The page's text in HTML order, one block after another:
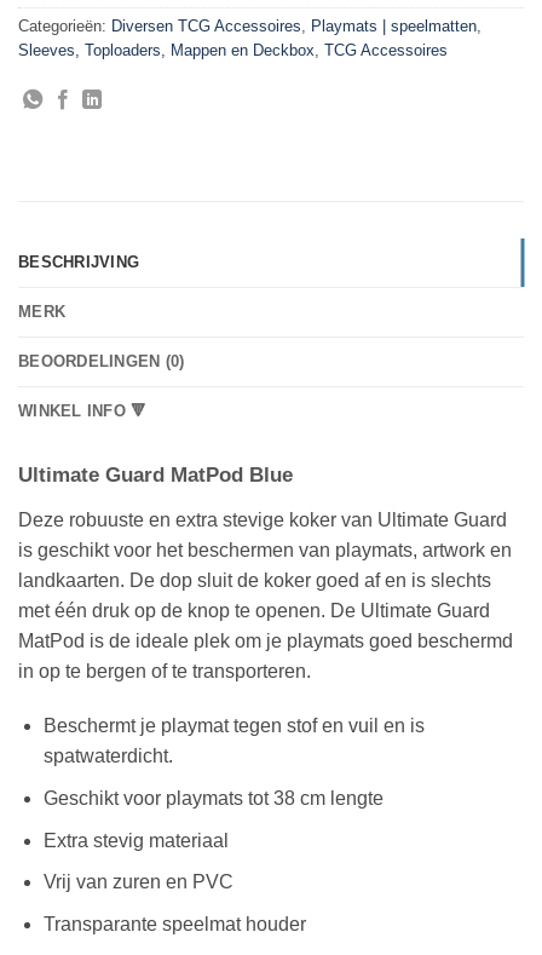
Categorieën: Diversen TCG Accessoires Playmats | speelmatten
Sleeves, Toploaders, Mappen en Deckbox TCG Accessoires
BESCHRIJVING
MERK
BEOORDELINGEN (0)
WINKEL INFO 🔻
Ultimate Guard MatPod Blue
Deze robuuste en extra stevige koker van Ultimate Guard
is geschikt voor het beschermen van playmats, artwork en
landkaarten. De dop sluit de koker goed af en is slechts
met één druk op de knop te openen. De Ultimate Guard
MatPod is de ideale plek om je playmats goed beschermd
in op te bergen of te transporteren.
Beschermt je playmat tegen stof en vuil en is
spatwaterdicht.
Geschikt voor playmats tot 38 cm lengte
Extra stevig materiaal
Vrij van zuren en PVC
Transparante speelmat houder